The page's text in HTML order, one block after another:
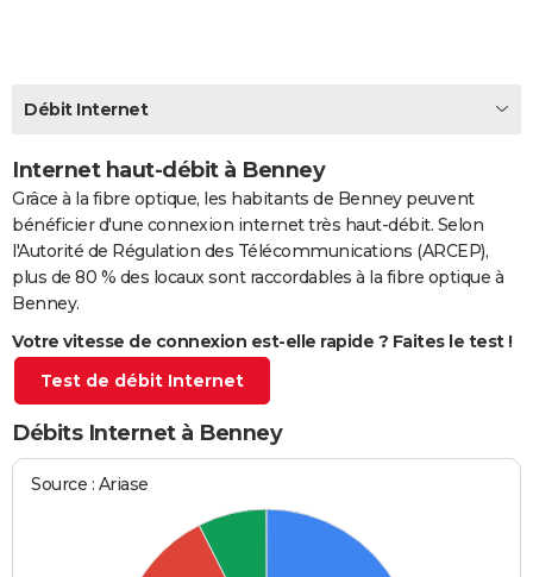
CARTE DE VOEUX
Carte de Noël
Carte Bonne année
Carte Saint-Valentin
Carte Pâques
Carte d'anniversaire
DICTIONNAIRE
PROGRAMME TV
COPAINS D'AVANT
S'inscrire
Se connecter
Lycées
Collèges
Primaires
Universités
Entreprises
Service militaire
Avis de recherche
Bricolage
Lifestyle
Culture
Sport
Auto
Television
Voyage
Cinema
Débit Internet
Internet haut-débit à Benney
Grâce à la fibre optique, les habitants de Benney peuvent
bénéficier d'une connexion internet très haut-débit. Selon
l'Autorité de Régulation des Télécommunications (ARCEP),
plus de 80 % des locaux sont raccordables à la fibre optique à
Benney.
Votre vitesse de connexion est-elle rapide ? Faites le test !
Test de débit Internet
Débits Internet à Benney
Source : Ariase